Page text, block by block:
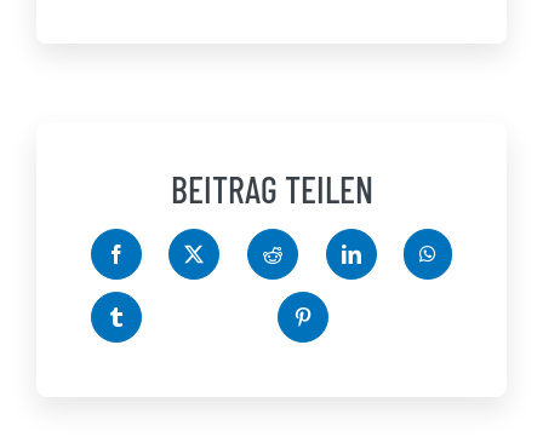
BEITRAG TEILEN